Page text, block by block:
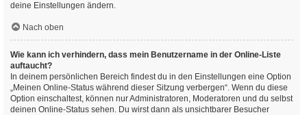
deine Einstellungen ändern.
Nach oben
Wie kann ich verhindern, dass mein Benutzername in der Online-Liste
auftaucht?
In deinem persönlichen Bereich findest du in den Einstellungen eine Option
„Meinen Online-Status während dieser Sitzung verbergen“. Wenn du diese
Option einschaltest, können nur Administratoren, Moderatoren und du selbst
deinen Online-Status sehen. Du wirst dann als unsichtbarer Besucher